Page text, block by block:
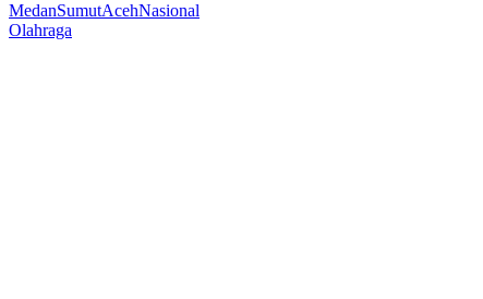
MedanSumutAcehNasional
Olahraga